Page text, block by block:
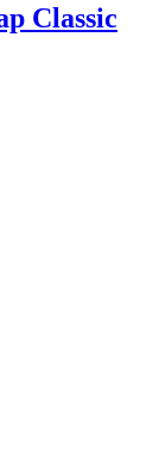
Classic